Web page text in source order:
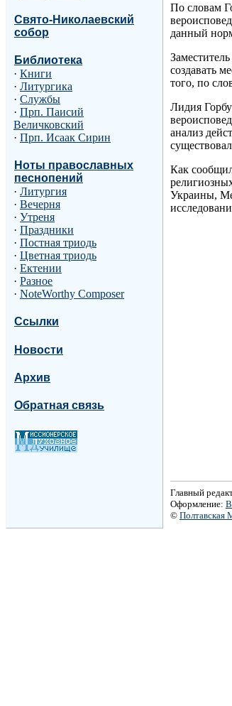
Свято-Николаевский
собор
Библиотека
· Книги
· Литургика
· Службы
· Прп. Паисий
Величковский
· Прп. Исаак Сирин
Ноты православных
песнопений
· Литургия
· Вечерня
· Утреня
· Праздники
· Постная триодь
· Цветная триодь
· Ектении
· Разное
· NoteWorthy Composer
Ссылки
Новости
Архив
Обратная связь
По словам
данный
создавать
того, по
Лидия
анализ
Как
Украины,
Главный
Оформление:
© Полтавская